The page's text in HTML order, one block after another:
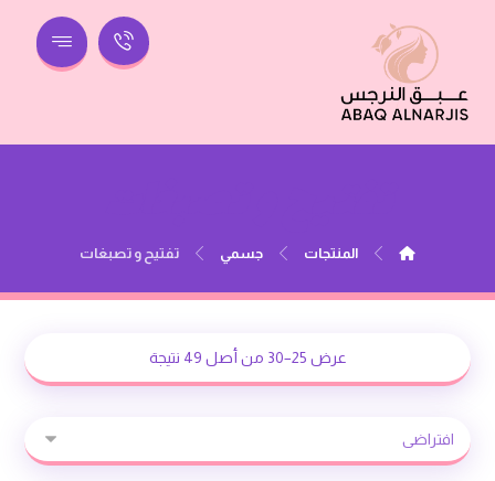
المنتجات جسمي تفتيح و تصبغات
عرض 25–30 من أصل 49 نتيجة